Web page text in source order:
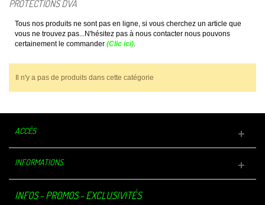
PROTECTIONS DVA
Tous nos produits ne sont pas en ligne, si vous cherchez un article que
vous ne trouvez pas...N'hésitez pas à nous contacter nous pouvons
certainement le commander (Clic ici)
Il n'y a pas de produits dans cette catégorie
ACCÈS
INFORMATIONS
INFOS - PROMOS - EXCLUSIVITÉS